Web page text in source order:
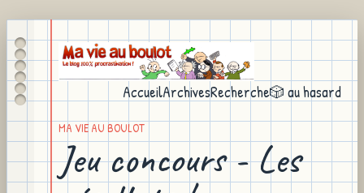
AccueilArchivesRecherche🎲 au hasard
MA VIE AU BOULOT
Jeu concours - Les